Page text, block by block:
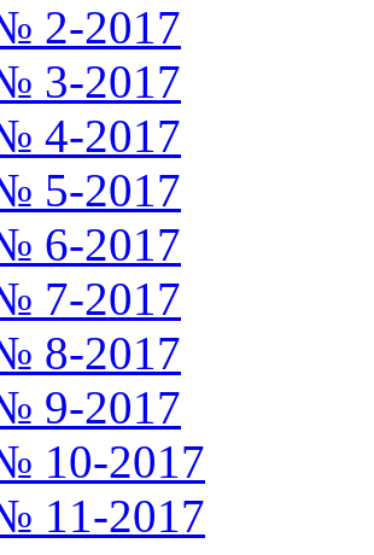
2-2017
3-2017
4-2017
5-2017
6-2017
7-2017
8-2017
9-2017
10-2017
11-2017